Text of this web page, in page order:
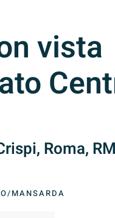
vista
Roma,
MANSARDA